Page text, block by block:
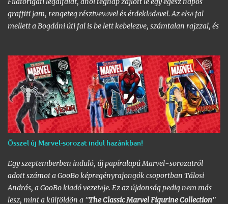
graffiti jam, rengeteg résztvevővel és érdeklődővel. Az első fal
mellett a Bogdáni úti fal is be lett kebelezve, számtalan rajzzal, és
graffiti jam rajzaival!
Ősszel új Marvel-sorozat indul hazánkban!
Egy szeptemberben induló, új papíralapú Marvel-sorozatról
adott számot a GooBo képregényrajongók csoportban Tálosi
András, a GooBo kiadó vezetője. Ez az újdonság pedig nem más
lesz, mint a külföldön a "The Classic Marvel Figurine Collection"